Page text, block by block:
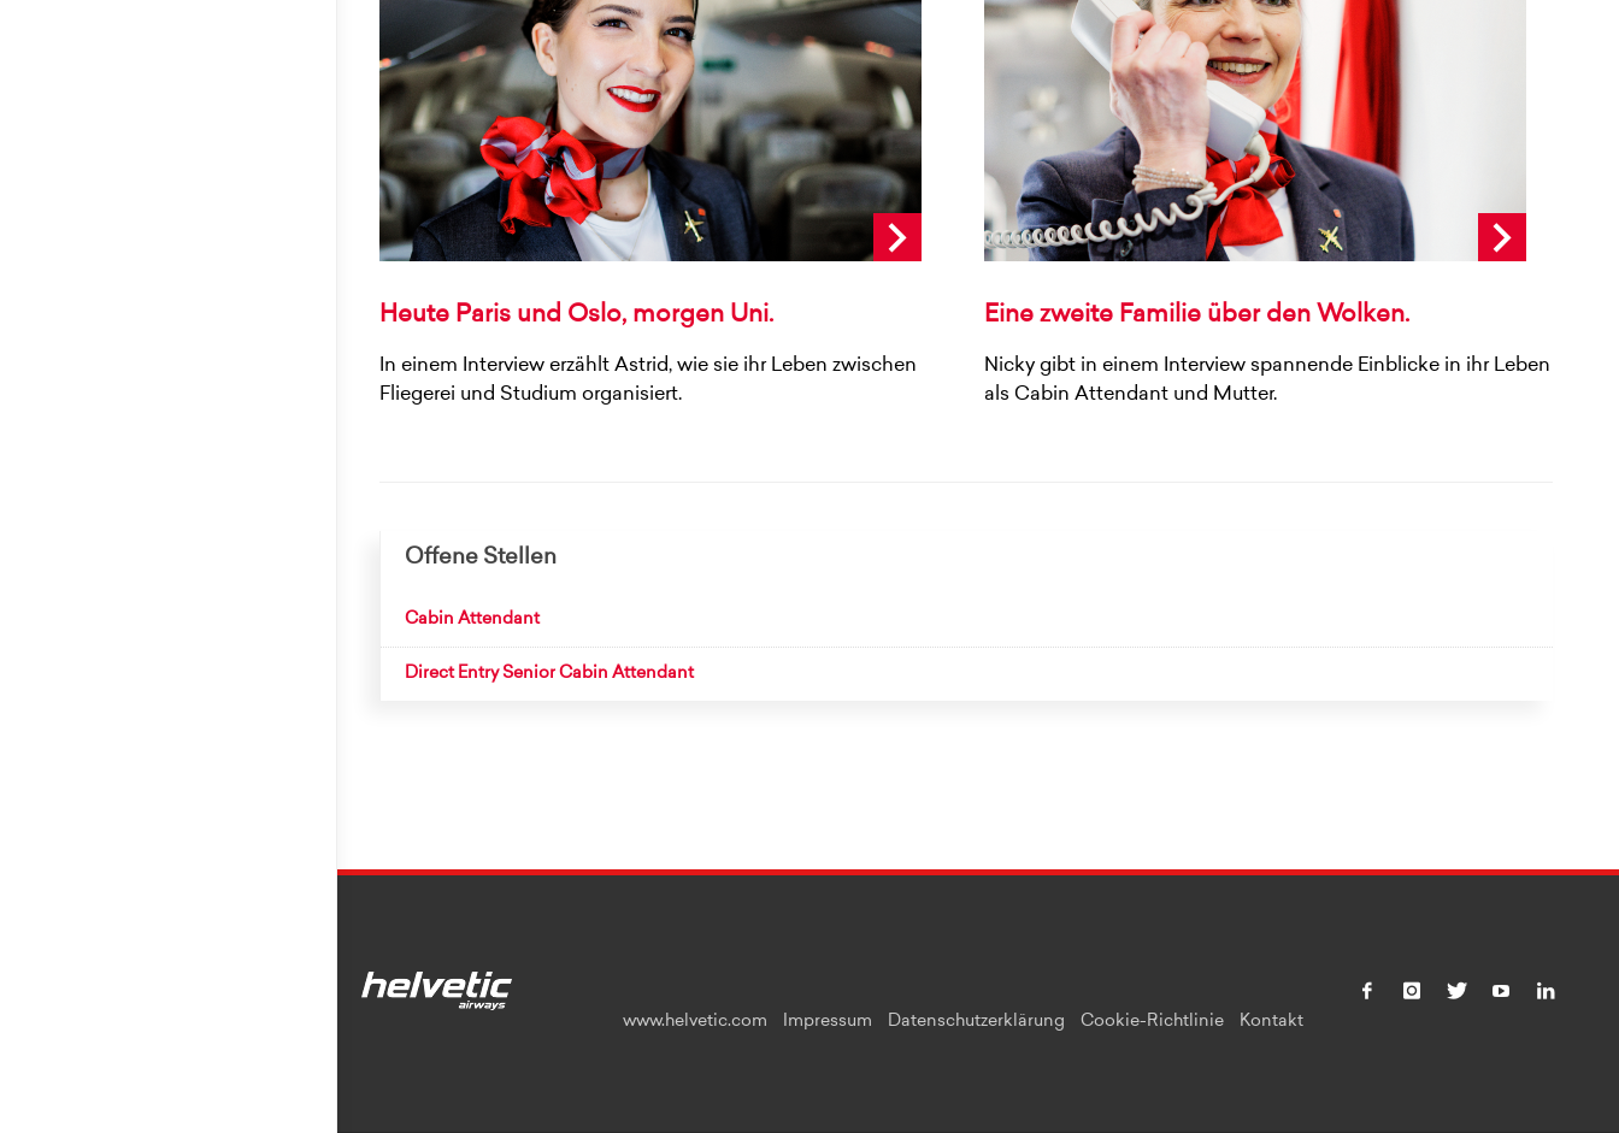
Heute Paris und Oslo, morgen Uni.
In einem Interview erzählt Astrid, wie sie ihr Leben zwischen
Fliegerei und Studium organisiert.
Eine zweite Familie über den Wolken.
Nicky gibt in einem Interview spannende Einblicke in ihr Leben
als Cabin Attendant und Mutter.
Offene Stellen
Cabin Attendant
Direct Entry Senior Cabin Attendant
www.helvetic.com Impressum Datenschutzerklärung Cookie-Richtlinie Kontakt